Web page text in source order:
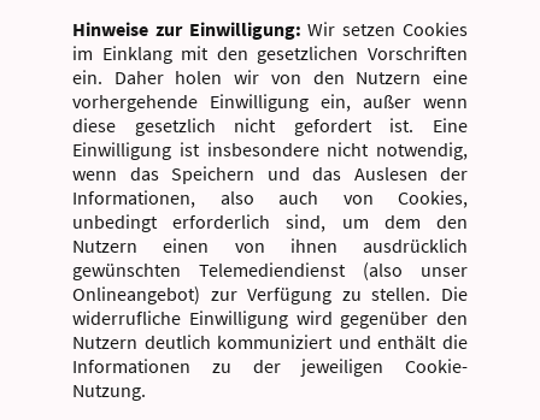
Hinweise zur Einwilligung:Wir setzen Cookies
im Einklang mit den gesetzlichen Vorschriften
ein. Daher holen wir von den Nutzern eine
vorhergehende Einwilligung ein, außer wenn
diese gesetzlich nicht gefordert ist. Eine
Einwilligung ist insbesondere nicht notwendig,
wenn das Speichern und das Auslesen der
Informationen, also auch von Cookies,
unbedingt erforderlich sind, um dem den
Nutzern einen von ihnen ausdrücklich
gewünschten Telemediendienst (also unser
Onlineangebot) zur Verfügung zu stellen. Die
widerrufliche Einwilligung wird gegenüber den
Nutzern deutlich kommuniziert und enthält die
Informationen zu der jeweiligen Cookie-
Nutzung.